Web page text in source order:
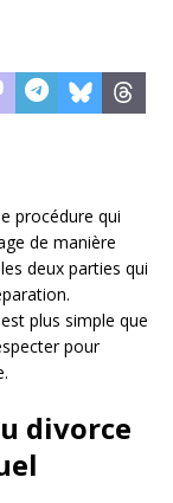
procédure qui
de manière
deux parties qui
plus simple que
pour
divorce